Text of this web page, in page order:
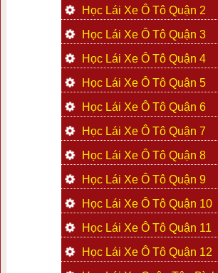
Học Lái Xe Ô Tô Quận 2
Học Lái Xe Ô Tô Quận 3
Học Lái Xe Ô Tô Quận 4
Học Lái Xe Ô Tô Quận 5
Học Lái Xe Ô Tô Quận 6
Học Lái Xe Ô Tô Quận 7
Học Lái Xe Ô Tô Quận 8
Học Lái Xe Ô Tô Quận 9
Học Lái Xe Ô Tô Quận 10
Học Lái Xe Ô Tô Quận 11
Học Lái Xe Ô Tô Quận 12